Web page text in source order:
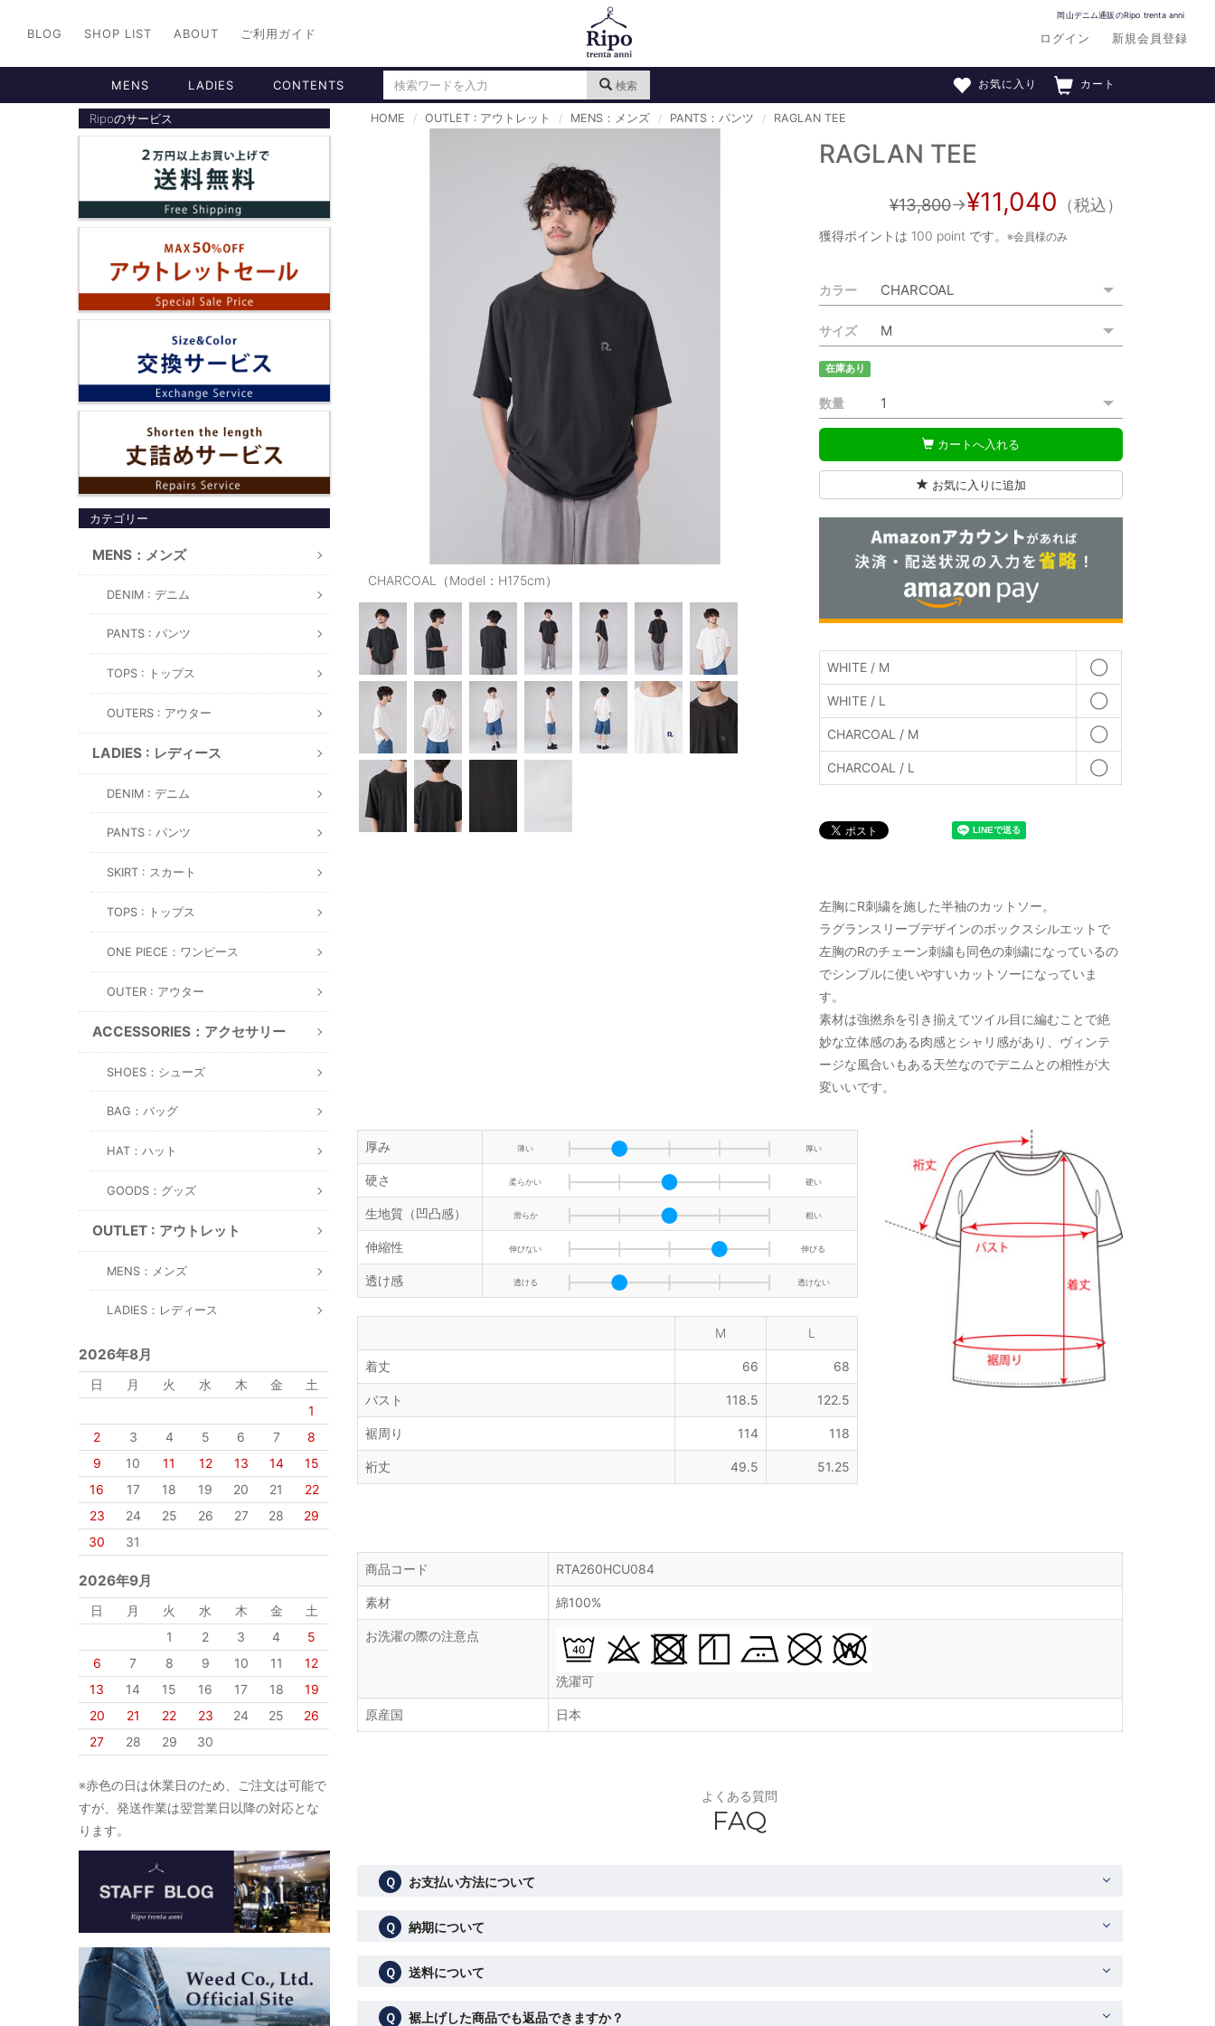
岡山デニム通販のRipo trenta anni
ログイン 新規会員登録
BLOG SHOP LIST ABOUT ご利用ガイド
MENS LADIES CONTENTS 検索 カート
お気に入り
Ripoのサービス
カテゴリー
MENS：メンズ
DENIM : デニム
PANTS : パンツ
TOPS : トップス
OUTERS : アウター
LADIES : レディース
DENIM : デニム
PANTS : パンツ
SKIRT : スカート
TOPS : トップス
ONE PIECE：ワンピース
OUTER : アウター
ACCESSORIES：アクセサリー
SHOES：シューズ
BAG：バッグ
HAT：ハット
GOODS：グッズ
OUTLET : アウトレット
MENS：メンズ
LADIES：レディース
2026年8月
日 月 火 水 木 金
土
1
2
3 4 5 6 7
8
9
10 11 12 13 14
15
16
17 18 19 20 21
22
23
24 25 26 27 28
29
30
31
2026年9月
日 月 火 水 木 金
土
1
2 3 4
5
6
7 8 9 10 11
12
13
14 15 16 17 18
19
20
21 22 23 24 25
26
27
28 29 30
※赤色の日は休業日のため、ご注文は可能で
すが、発送作業は翌営業日以降の対応とな
ります。
HOME OUTLET : アウトレット MENS：メンズ PANTS：パンツ RAGLAN TEE
CHARCOAL（Model：H175cm）
RAGLAN TEE
¥13,800→¥11,040 （税込）
獲得ポイントは 100 point です。※会員様のみ
カラー
サイズ
在庫あり
数量
カートへ入れる
お気に入りに追加
WHITE / M ◯
WHITE / L ◯
CHARCOAL / M ◯
CHARCOAL / L ◯
左胸にR刺繍を施した半袖のカットソー。
ラグランスリーブデザインのボックスシルエットで
左胸のRのチェーン刺繍も同色の刺繍になっているの
でシンプルに使いやすいカットソーになっていま
す。
素材は強撚糸を引き揃えてツイル目に編むことで絶
妙な立体感のある肉感とシャリ感があり、ヴィンテ
ージな風合いもある天竺なのでデニムとの相性が大
変いいです。
厚み 薄い 厚い
硬さ 柔らかい 硬い
生地質（凹凸感） 滑らか 粗い
伸縮性 伸びない 伸びる
透け感 透ける 透けない
M L
着丈 66 68
バスト 118.5 122.5
裾周り 114 118
裄丈 49.5 51.25
商品コード RTA260HCU084
素材 綿100%
お洗濯の際の注意点
洗濯可
原産国 日本
よくある質問
FAQ
Ｑ お支払い方法について
Ｑ 納期について
Ｑ 送料について
Ｑ 裾上げした商品でも返品できますか？